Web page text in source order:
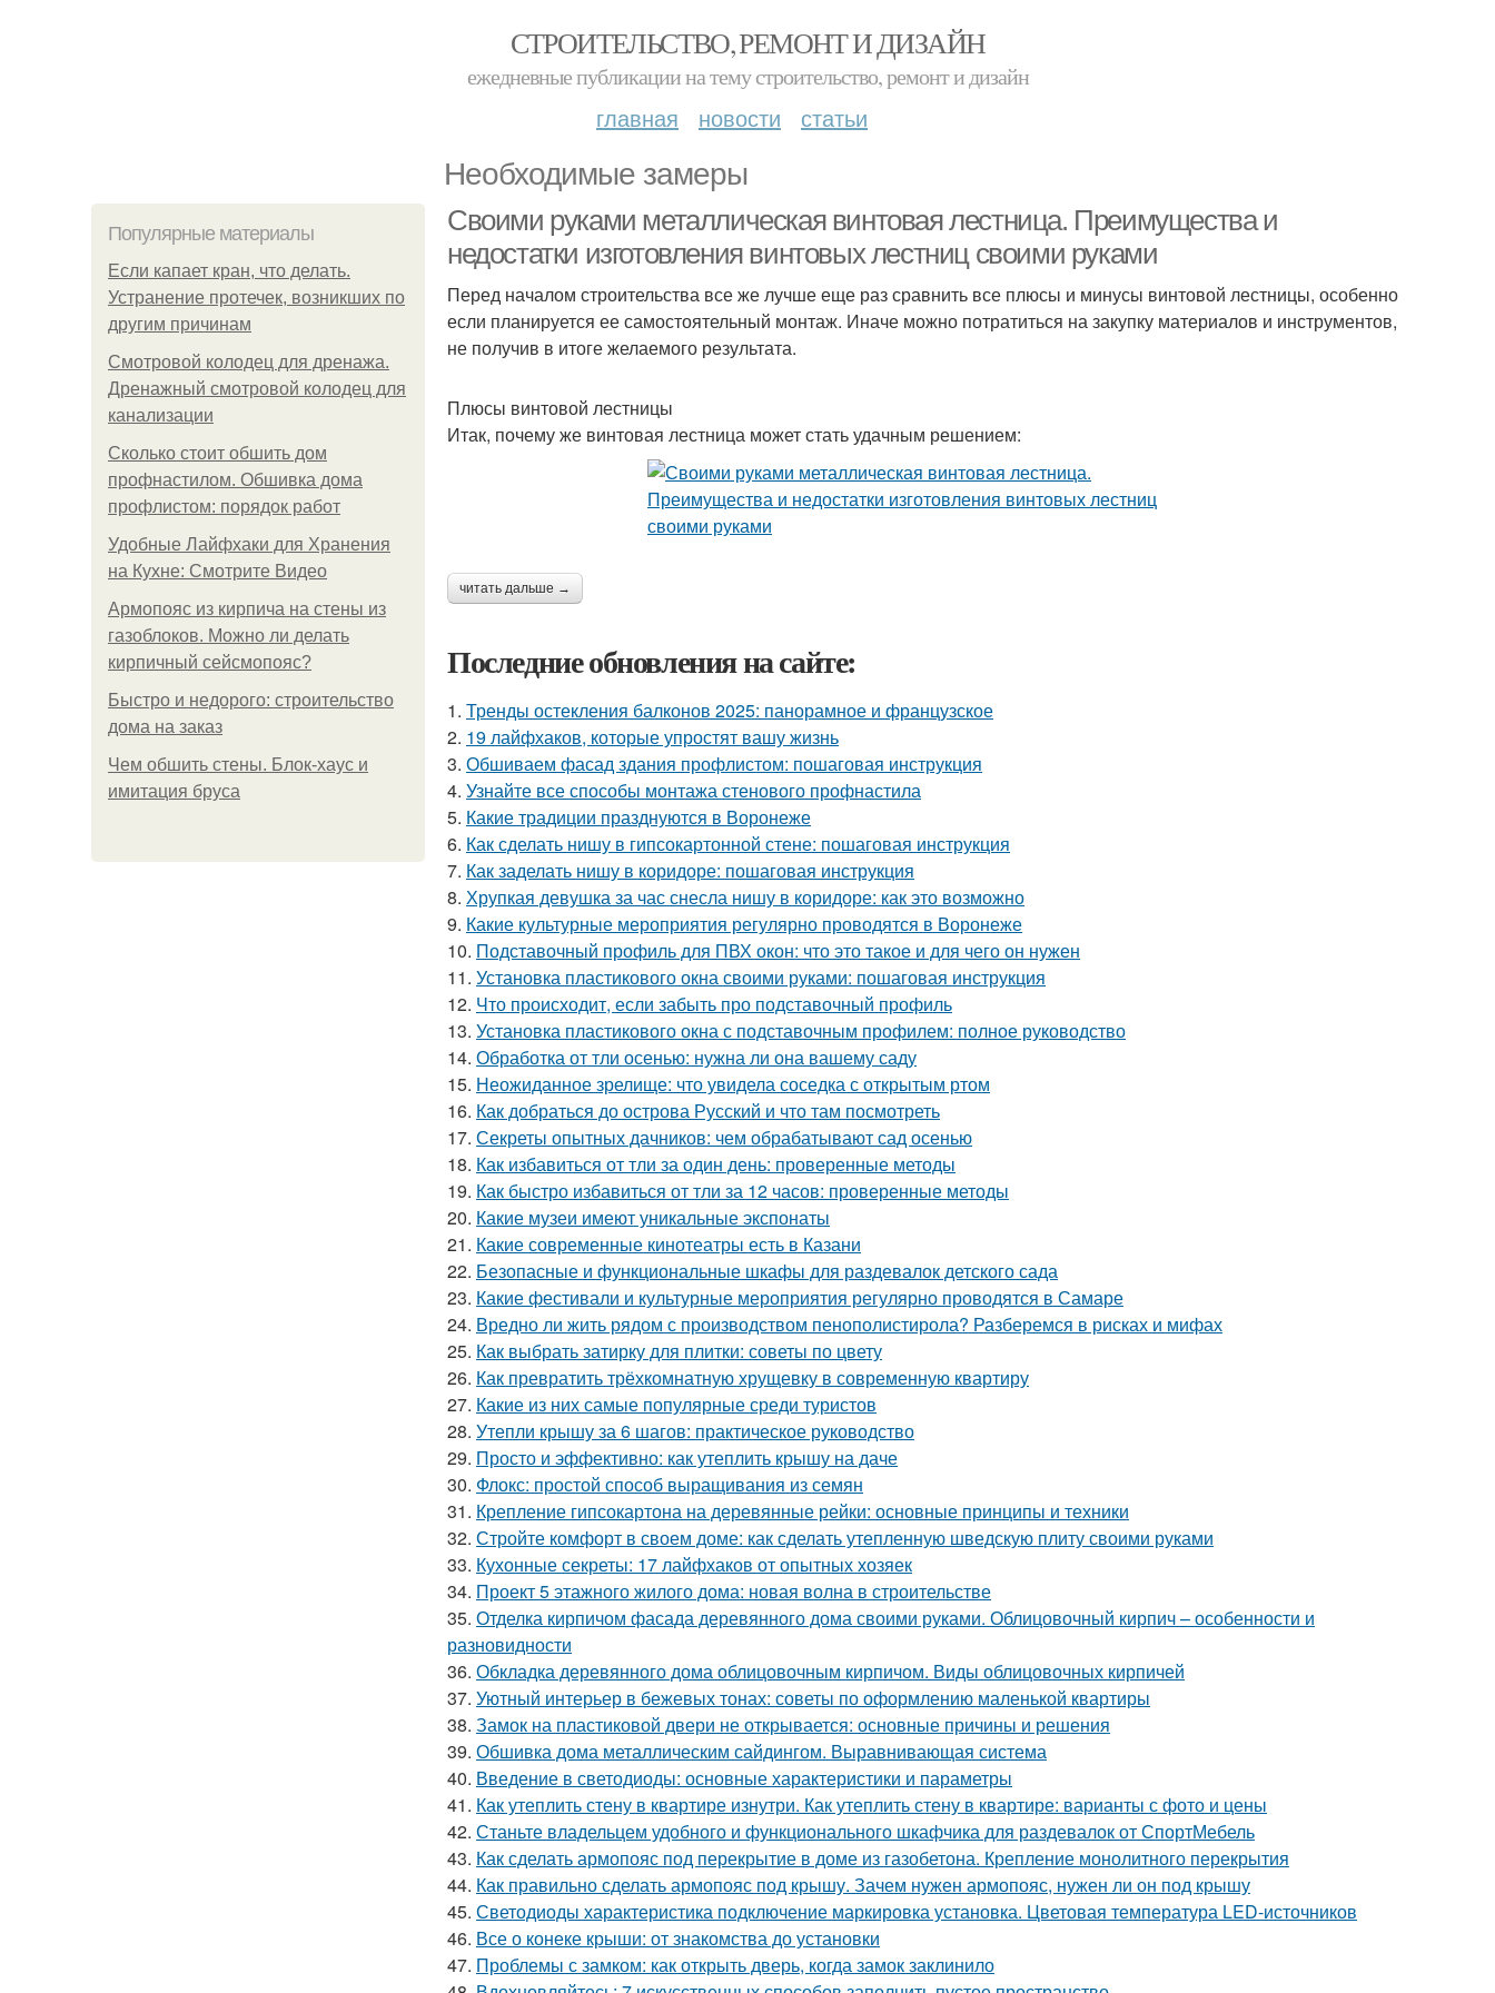
СТРОИТЕЛЬСТВО, РЕМОНТ И ДИЗАЙН
ежедневные публикации на тему строительство, ремонт и дизайн
главная новости статьи
Необходимые замеры
Популярные материалы
Если капает кран, что делать.
Устранение протечек, возникших по
другим причинам
Смотровой колодец для дренажа.
Дренажный смотровой колодец для
канализации
Сколько стоит обшить дом
профнастилом. Обшивка дома
профлистом: порядок работ
Удобные Лайфхаки для Хранения
на Кухне: Смотрите Видео
Армопояс из кирпича на стены из
газоблоков. Можно ли делать
кирпичный сейсмопояс?
Быстро и недорого: строительство
дома на заказ
Чем обшить стены. Блок-хаус и
имитация бруса
Своими руками металлическая винтовая лестница. Преимущества и
недостатки изготовления винтовых лестниц своими руками
Перед началом строительства все же лучше еще раз сравнить все плюсы и минусы винтовой лестницы, особенно
если планируется ее самостоятельный монтаж. Иначе можно потратиться на закупку материалов и инструментов,
не получив в итоге желаемого результата.
Плюсы винтовой лестницы
Итак, почему же винтовая лестница может стать удачным решением:
читать дальше →
Последние обновления на сайте:
1. Тренды остекления балконов 2025: панорамное и французское
2. 19 лайфхаков, которые упростят вашу жизнь
3. Обшиваем фасад здания профлистом: пошаговая инструкция
4. Узнайте все способы монтажа стенового профнастила
5. Какие традиции празднуются в Воронеже
6. Как сделать нишу в гипсокартонной стене: пошаговая инструкция
7. Как заделать нишу в коридоре: пошаговая инструкция
8. Хрупкая девушка за час снесла нишу в коридоре: как это возможно
9. Какие культурные мероприятия регулярно проводятся в Воронеже
10. Подставочный профиль для ПВХ окон: что это такое и для чего он нужен
11. Установка пластикового окна своими руками: пошаговая инструкция
12. Что происходит, если забыть про подставочный профиль
13. Установка пластикового окна с подставочным профилем: полное руководство
14. Обработка от тли осенью: нужна ли она вашему саду
15. Неожиданное зрелище: что увидела соседка с открытым ртом
16. Как добраться до острова Русский и что там посмотреть
17. Секреты опытных дачников: чем обрабатывают сад осенью
18. Как избавиться от тли за один день: проверенные методы
19. Как быстро избавиться от тли за 12 часов: проверенные методы
20. Какие музеи имеют уникальные экспонаты
21. Какие современные кинотеатры есть в Казани
22. Безопасные и функциональные шкафы для раздевалок детского сада
23. Какие фестивали и культурные мероприятия регулярно проводятся в Самаре
24. Вредно ли жить рядом с производством пенополистирола? Разберемся в рисках и мифах
25. Как выбрать затирку для плитки: советы по цвету
26. Как превратить трёхкомнатную хрущевку в современную квартиру
27. Какие из них самые популярные среди туристов
28. Утепли крышу за 6 шагов: практическое руководство
29. Просто и эффективно: как утеплить крышу на даче
30. Флокс: простой способ выращивания из семян
31. Крепление гипсокартона на деревянные рейки: основные принципы и техники
32. Стройте комфорт в своем доме: как сделать утепленную шведскую плиту своими руками
33. Кухонные секреты: 17 лайфхаков от опытных хозяек
34. Проект 5 этажного жилого дома: новая волна в строительстве
35. Отделка кирпичом фасада деревянного дома своими руками. Облицовочный кирпич – особенности и
разновидности
36. Обкладка деревянного дома облицовочным кирпичом. Виды облицовочных кирпичей
37. Уютный интерьер в бежевых тонах: советы по оформлению маленькой квартиры
38. Замок на пластиковой двери не открывается: основные причины и решения
39. Обшивка дома металлическим сайдингом. Выравнивающая система
40. Введение в светодиоды: основные характеристики и параметры
41. Как утеплить стену в квартире изнутри. Как утеплить стену в квартире: варианты с фото и цены
42. Станьте владельцем удобного и функционального шкафчика для раздевалок от СпортМебель
43. Как сделать армопояс под перекрытие в доме из газобетона. Крепление монолитного перекрытия
44. Как правильно сделать армопояс под крышу. Зачем нужен армопояс, нужен ли он под крышу
45. Светодиоды характеристика подключение маркировка установка. Цветовая температура LED-источников
46. Все о конеке крыши: от знакомства до установки
47. Проблемы с замком: как открыть дверь, когда замок заклинило